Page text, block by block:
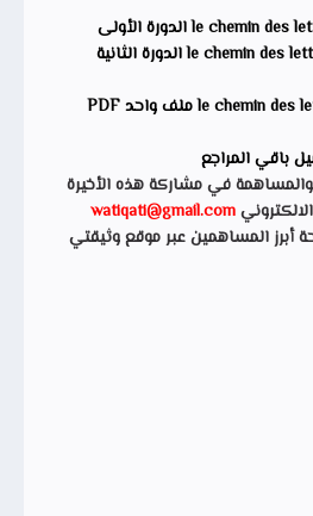
الدورة الثانية
باقي المراجع
في مشاركة هذه الأخيرة
watiqati@gmail.com
أبرز المساهمين عبر موقع وثيقتي